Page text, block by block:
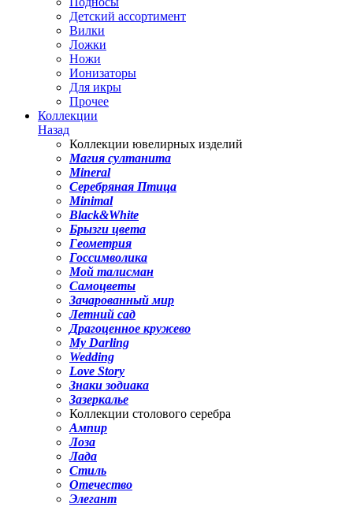
Детский ассортимент
Вилки
Ложки
Ножи
Ионизаторы
Для икры
Прочее
Коллекции
Назад
Коллекции ювелирных изделий
Магия султанита
Mineral
Серебряная Птица
Minimal
Black&White
Брызги цвета
Геометрия
Госсимволика
Мой талисман
Самоцветы
Зачарованный мир
Летний сад
Драгоценное кружево
My Darling
Wedding
Love Story
Знаки зодиака
Зазеркалье
Коллекции столового серебра
Ампир
Лоза
Лада
Стиль
Отечество
Элегант